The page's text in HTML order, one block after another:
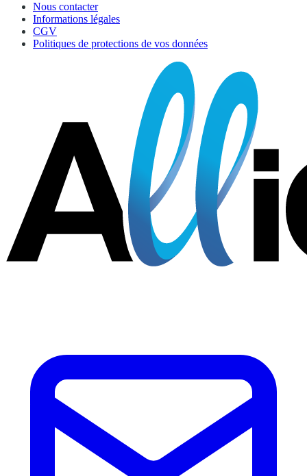
Nous contacter
Informations légales
CGV
Politiques de protections de vos données